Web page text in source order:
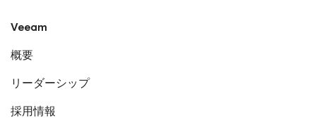
Veeam
概要
リーダーシップ
採用情報